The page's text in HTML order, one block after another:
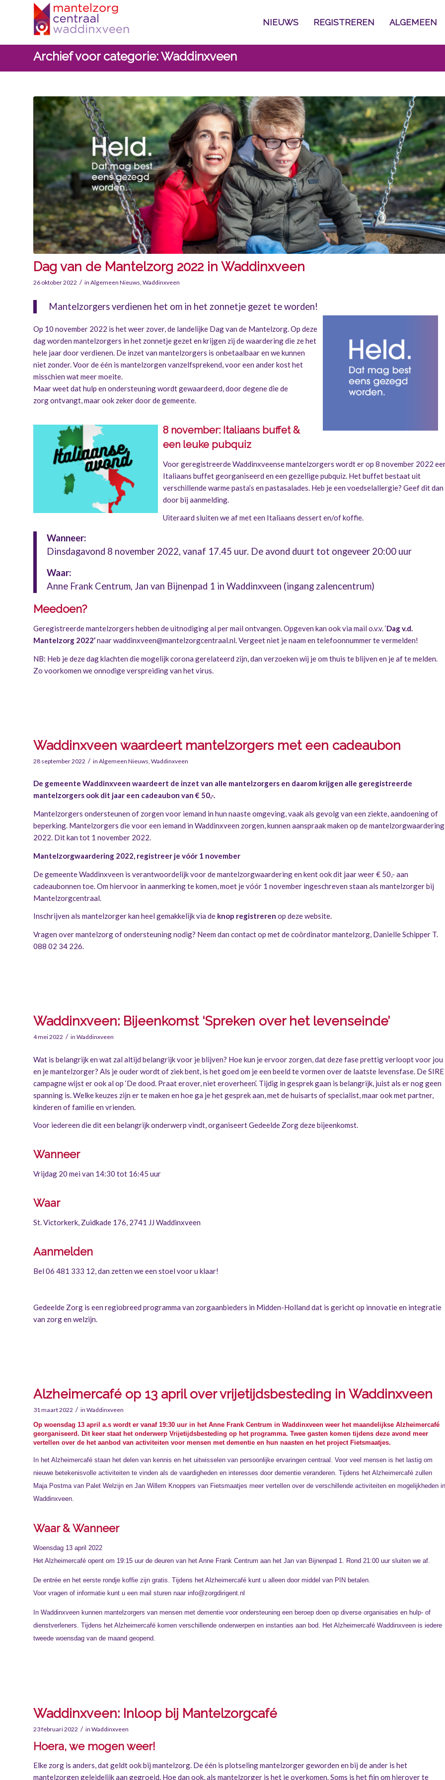
NIEUWS REGISTREREN ALGEMEEN
Archief voor categorie: Waddinxveen
Dag van de Mantelzorg 2022 in Waddinxveen
26 oktober 2022 / in Algemeen Nieuws Waddinxveen
Mantelzorgers verdienen het om in het zonnetje gezet te worden!
Op 10 november 2022 is het weer zover, de landelijke Dag van de Mantelzorg. Op deze
dag worden mantelzorgers in het zonnetje gezet en krijgen zij de waardering die ze het
hele jaar door verdienen. De inzet van mantelzorgers is onbetaalbaar en we kunnen
niet zonder. Voor de één is mantelzorgen vanzelfsprekend, voor een ander kost het
misschien wat meer moeite.
Maar weet dat hulp en ondersteuning wordt gewaardeerd, door degene die de
zorgontvangt, maar ook zeker door de gemeente.
8 november: Italiaans buffet &
een leuke pubquiz
Voor geregistreerde Waddinxveense mantelzorgers wordt er op 8 november 2022
Italiaans buffet georganiseerd en een gezellige pubquiz. Het buffet bestaat uit
verschillende warme pasta’s en pastasalades. Heb je een voedselallergie? Geef dit dan
door bij aanmelding.
Uiteraard sluiten we af met een Italiaans dessert en/of koffie.
Wanneer:
Dinsdagavond 8 november 2022, vanaf 17.45 uur. De avond duurt tot ongeveer 20:00 uur
Waar:
Anne Frank Centrum, Jan van Bijnenpad 1 in Waddinxveen (ingang zalencentrum)
Meedoen?
Geregistreerde mantelzorgers hebben de uitnodiging al per mail ontvangen. Opgeven kan ook via mail o.v.v. ‘Dag v.d.
Mantelzorg 2022’naarwaddinxveen@mantelzorgcentraal.nl. Vergeet niet je naam en telefoonnummer te vermelden!
NB: Heb je deze dag klachten die mogelijk corona gerelateerd zijn, dan verzoeken wij je om thuis te blijven en je af te melden.
Zo voorkomen we onnodige verspreiding van het virus.
Waddinxveen waardeert mantelzorgers met een cadeaubon
28 september 2022 / in Algemeen Nieuws Waddinxveen
De gemeente Waddinxveen waardeert de inzet van alle mantelzorgers en daarom krijgen alle geregistreerde
mantelzorgers ook dit jaar een cadeaubon van € 50,-.
Mantelzorgers ondersteunen of zorgen voor iemand in hun naaste omgeving, vaak als gevolg van een ziekte, aandoening of
beperking. Mantelzorgers die voor een iemand in Waddinxveen zorgen, kunnen aanspraak maken op de mantelzorgwaardering
2022. Dit kan tot 1 november 2022.
Mantelzorgwaardering 2022, registreer je vóór 1 november
De gemeente Waddinxveen is verantwoordelijk voor de mantelzorgwaardering en kent ook dit jaar weer € 50,- aan
cadeaubonnen toe. Om hiervoor in aanmerking te komen, moet je vóór 1 november ingeschreven staan als mantelzorger bij
Mantelzorgcentraal.
Inschrijven als mantelzorger kan heel gemakkelijk via de knop registreren op deze website.
Vragen over mantelzorg of ondersteuning nodig? Neem dan contact op met de coördinator mantelzorg, Danielle Schipper T.
088 02 34 226.
Waddinxveen: Bijeenkomst ‘Spreken over het levenseinde’
4 mei 2022 / in Waddinxveen
Wat is belangrijk en wat zal altijd belangrijk voor je blijven? Hoe kun je ervoor zorgen, dat deze fase prettig verloopt voor jou
en je mantelzorger? Als je ouder wordt of ziek bent, is het goed om je een beeld te vormen over de laatste levensfase. De SIRE
campagne wijst er ook al op ‘De dood. Praat erover, niet eroverheen’. Tijdig in gesprek gaan is belangrijk, juist als er nog geen
spanning is. Welke keuzes zijn er te maken en hoe ga je het gesprek aan, met de huisarts of specialist, maar ook met partner,
kinderen of familie en vrienden.
Voor iedereen die dit een belangrijk onderwerp vindt, organiseert Gedeelde Zorg deze bijeenkomst.
Wanneer
Vrijdag 20 mei van 14:30 tot 16:45 uur
Waar
St. Victorkerk, Zuidkade 176, 2741 JJ Waddinxveen
Aanmelden
Bel 06 481 333 12, dan zetten we een stoel voor u klaar!
Gedeelde Zorg is een regiobreed programma van zorgaanbieders in Midden-Holland dat is gericht op innovatie en integratie
van zorg en welzijn.
Alzheimercafé op 13 april over vrijetijdsbesteding in Waddinxveen
31 maart 2022 / in Waddinxveen
Op woensdag 13 april a.s wordt er vanaf 19:30 uur in het Anne Frank Centrum in Waddinxveen weer het maandelijkse Alzheimercafé
georganiseerd. Dit keer staat het onderwerp Vrijetijdsbesteding op het programma. Twee gasten komen tijdens deze avond meer
vertellen over de het aanbod van activiteiten voor mensen met dementie en hun naasten en het project Fietsmaatjes.
In het Alzheimercafé staan het delen van kennis en het uitwisselen van persoonlijke ervaringen centraal. Voor veel mensen is het lastig om
nieuwe betekenisvolle activiteiten te vinden als de vaardigheden en interesses door dementie veranderen. Tijdens het Alzheimercafé zullen
Maja Postma van Palet Welzijn en Jan Willem Knoppers van Fietsmaatjes meer vertellen over de verschillende activiteiten en mogelijkheden in
Waddinxveen.
Waar & Wanneer
Woensdag 13 april 2022
Het Alzheimercafé opent om 19:15 uur de deuren van het Anne Frank Centrum aan het Jan van Bijnenpad 1. Rond 21:00 uur sluiten we af.
De entrée en het eerste rondje koffie zijn gratis. Tijdens het Alzheimercafé kunt u alleen door middel van PIN betalen.
Voor vragen of informatie kunt u een mail sturen naar info@zorgdirigent.nl
In Waddinxveen kunnen mantelzorgers van mensen met dementie voor ondersteuning een beroep doen op diverse organisaties en hulp- of
dienstverleners. Tijdens het Alzheimercafé komen verschillende onderwerpen en instanties aan bod. Het Alzheimercafé Waddinxveen is iedere
tweede woensdag van de maand geopend.
Waddinxveen: Inloop bij Mantelzorgcafé
23 februari 2022 / in Waddinxveen
Hoera, we mogen weer!
Elke zorg is anders, dat geldt ook bij mantelzorg. De één is plotseling mantelzorger geworden en bij de ander is het
mantelzorgen geleidelijk aan gegroeid. Hoe dan ook, als mantelzorger is het je overkomen. Soms is het fijn om hierover te